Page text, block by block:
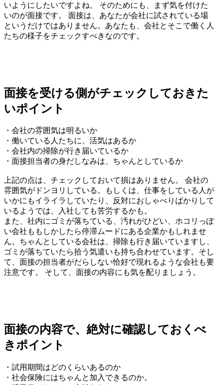
いようにしたいですよね。 そのためにも、まず気を付けた
いのが面接です。 面接は、あなたが会社に試されている場
というだけではありません。あなたも、会社とそこで働く人
たちの様子をチェックすべきなのです。
面接を受ける側がチェックしておきた
いポイント
・会社の雰囲気は明るいか
・働いている人たちに、活気はあるか
・会社内の掃除が行き届いているか
・面接担当者の身だしなみは、ちゃんとしているか
上記の点は、チェックしておいて損はありません。 会社の
雰囲気がドンヨリしている。もしくは、仕事をしている人が
いかにもイライラしていたり、反対におしゃべりばかりして
いるようでは、入社しても苦労するかも。
また、社内にゴミが落ちている、汚れがひどい、ホコリっぽ
い会社ももしかしたら停滞ムードにある企業かもしれませ
ん。ちゃんとしている会社は、掃除も行き届いていますし、
ゴミが落ちていたら拾う気遣いも持ち合わせています。そし
て、面接の担当者がだらしない恰好で現れるような会社も要
注意です。 そして、面接の内容にも気を配りましょう。
面接の内容で、絶対に確認しておくべ
きポイント
・試用期間はどのくらいあるのか
・社会保険にはちゃんと加入できるのか。